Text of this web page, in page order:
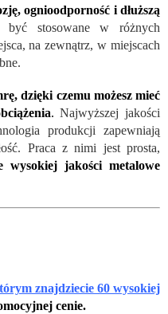
ognioodporność i dłuższą
stosowane w różnych
na zewnątrz, w miejscach
dzięki czemu możesz mieć
. Najwyższej jakości
produkcji zapewniają
Praca z nimi jest prosta,
wysokiej jakości metalowe
znajdziecie 60 wysokiej
cenie.